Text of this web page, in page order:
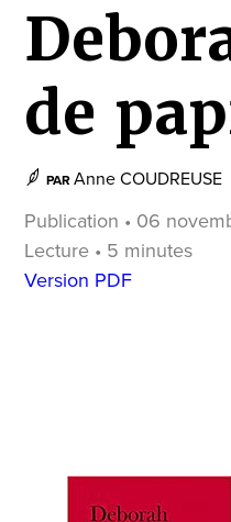
de
PAR Anne COUDREUSE
Publication • 06
Lecture • 5 minutes
Version PDF